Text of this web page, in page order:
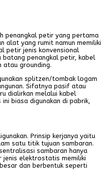
penangkal petir yang pertama
alat yang rumit namun memiliki
petir jenis konvensional
batang penangkal petir, kabel
atau grounding.
splitzen/tombak logam
Sifatnya pasif atau
dialirkan melalui kabel
biasa digunakan di pabrik,
Prinsip kerjanya yaitu
satu titik tujuan sambaran.
sambaran hanya
jenis elektrostatis memiliki
dan berbentuk seperti